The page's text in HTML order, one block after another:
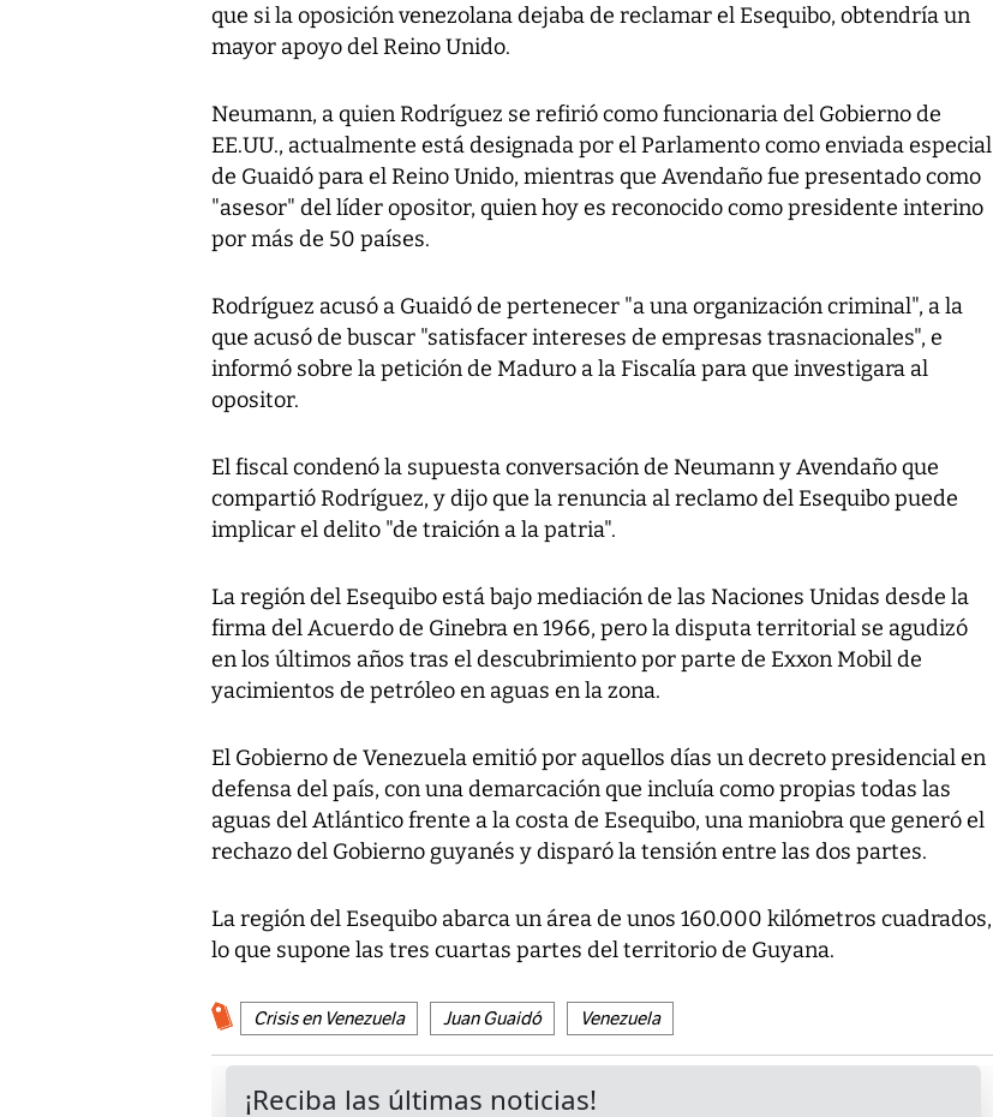
que si la oposición venezolana dejaba de reclamar el Esequibo, obtendría un
mayor apoyo del Reino Unido.
Neumann, a quien Rodríguez se refirió como funcionaria del Gobierno de
EE.UU., actualmente está designada por el Parlamento como enviada especial
de Guaidó para el Reino Unido, mientras que Avendaño fue presentado como
"asesor" del líder opositor, quien hoy es reconocido como presidente interino
por más de 50 países.
Rodríguez acusó a Guaidó de pertenecer "a una organización criminal", a la
que acusó de buscar "satisfacer intereses de empresas trasnacionales", e
informó sobre la petición de Maduro a la Fiscalía para que investigara al
opositor.
El fiscal condenó la supuesta conversación de Neumann y Avendaño que
compartió Rodríguez, y dijo que la renuncia al reclamo del Esequibo puede
implicar el delito "de traición a la patria".
La región del Esequibo está bajo mediación de las Naciones Unidas desde la
firma del Acuerdo de Ginebra en 1966, pero la disputa territorial se agudizó
en los últimos años tras el descubrimiento por parte de Exxon Mobil de
yacimientos de petróleo en aguas en la zona.
El Gobierno de Venezuela emitió por aquellos días un decreto presidencial en
defensa del país, con una demarcación que incluía como propias todas las
aguas del Atlántico frente a la costa de Esequibo, una maniobra que generó el
rechazo del Gobierno guyanés y disparó la tensión entre las dos partes.
La región del Esequibo abarca un área de unos 160.000 kilómetros cuadrados,
lo que supone las tres cuartas partes del territorio de Guyana.
Crisis en Venezuela Juan Guaidó Venezuela